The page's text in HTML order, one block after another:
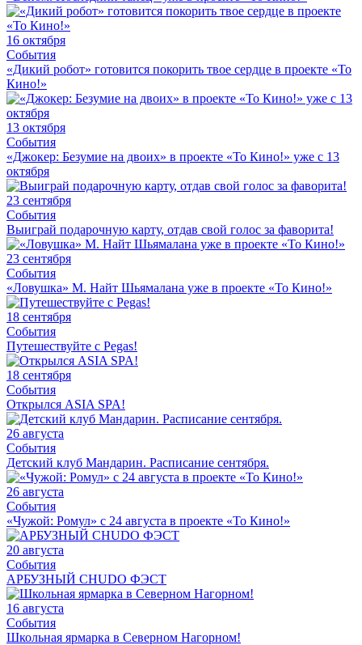
16 октября
События
«Дикий робот» готовится покорить твое сердце в проекте «То
Кино!»
13 октября
События
«Джокер: Безумие на двоих» в проекте «То Кино!» уже с 13
октября
23 сентября
События
Выиграй подарочную карту, отдав свой голос за фаворита!
23 сентября
События
«Ловушка» М. Найт Шьямалана уже в проекте «То Кино!»
18 сентября
События
Путешествуйте с Pegas!
18 сентября
События
Открылся ASIA SPA!
26 августа
События
Детский клуб Мандарин. Расписание сентября.
26 августа
События
«Чужой: Ромул» с 24 августа в проекте «То Кино!»
20 августа
События
АРБУЗНЫЙ CHUDO ФЭСТ
16 августа
События
Школьная ярмарка в Северном Нагорном!